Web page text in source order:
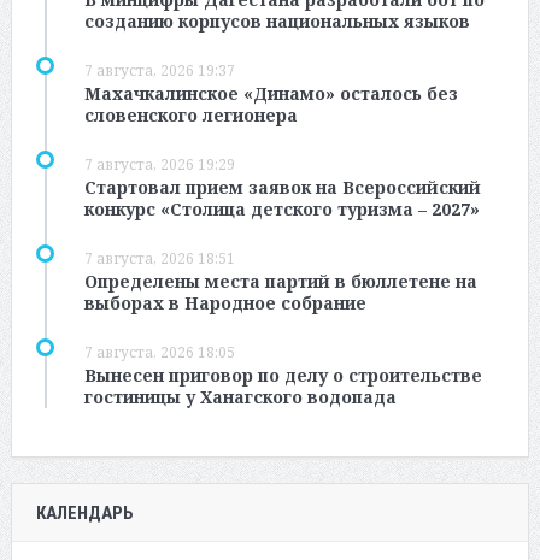
созданию корпусов национальных языков
7 августа, 2026 19:37
Махачкалинское «Динамо» осталось без
словенского легионера
7 августа, 2026 19:29
Стартовал прием заявок на Всероссийский
конкурс «Столица детского туризма – 2027»
7 августа, 2026 18:51
Определены места партий в бюллетене на
выборах в Народное собрание
7 августа, 2026 18:05
Вынесен приговор по делу о строительстве
гостиницы у Ханагского водопада
КАЛЕНДАРЬ